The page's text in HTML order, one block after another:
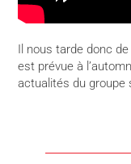
Il nous tarde donc
est prévue à
actualités du groupe